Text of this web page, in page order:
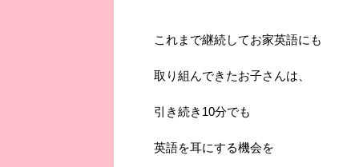
これまで継続してお家英語にも
取り組んできたお子さんは、
引き続き10分でも
英語を耳にする機会を